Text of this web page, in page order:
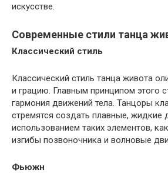
искусстве.
Современные стили танца
Классический стиль
Классический стиль танца живота
и грацию. Главным принципом этого
гармония движений тела. Танцоры
стремятся создать плавные, жидкие
использованием таких элементов,
изгибы позвоночника и волновые
Фьюжн